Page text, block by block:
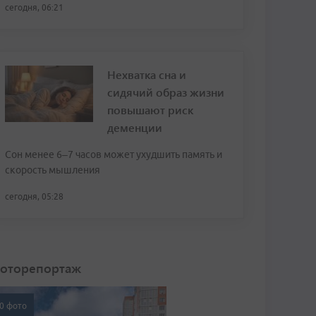
сегодня, 06:21
Нехватка сна и
сидячий образ жизни
повышают риск
деменции
Сон менее 6–7 часов может ухудшить память и
скорость мышления
сегодня, 05:28
фото